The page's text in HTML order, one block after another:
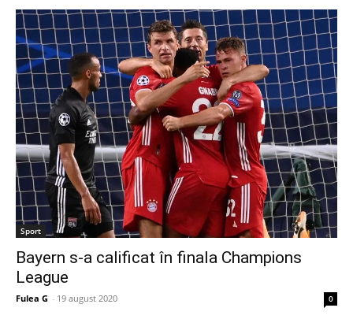
Sport
Bayern s-a calificat în finala Champions
League
Fulea G - 19 august 2020 0